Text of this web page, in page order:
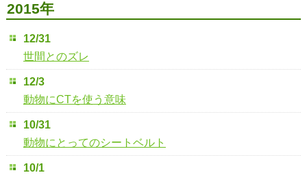
2015年
12/31
世間とのズレ
12/3
動物にCTを使う意味
10/31
動物にとってのシートベルト
10/1